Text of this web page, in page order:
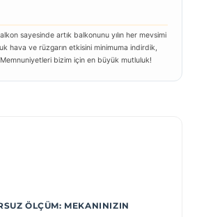
sayesinde artık balkonunu yılın her mevsimi
hava ve rüzgarın etkisini minimuma indirdik,
Memnuniyetleri bizim için en büyük mutluluk!
ÖLÇÜM: MEKANINIZIN